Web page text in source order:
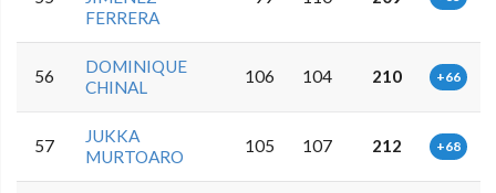
FERRERA
56
DOMINIQUE
CHINAL
106 104 210 +66
57
JUKKA
MURTOARO
105 107 212 +68